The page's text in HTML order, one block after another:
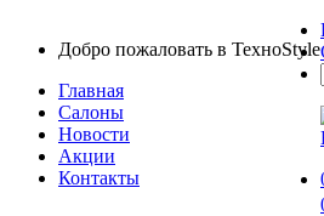
Добро пожаловать в TexноStyle
Главная
Салоны
Новости
Aкции
Контакты